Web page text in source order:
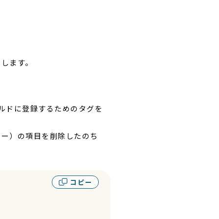
ます。
に登録するためのタグを
）の項目を削除したのち
コピー